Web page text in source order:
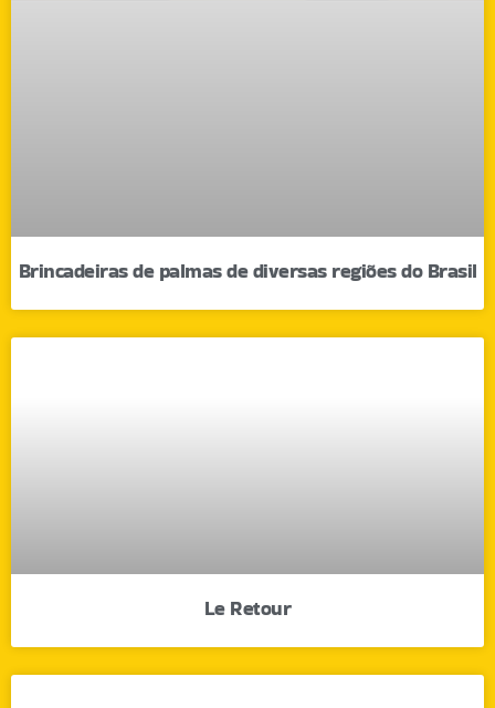
Brincadeiras de palmas de diversas regiões do Brasil
Le Retour